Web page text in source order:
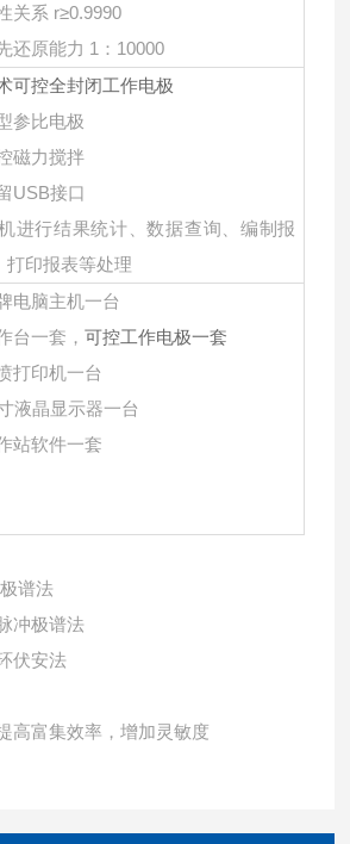
关系 r≥0.9990
还原能力 1：10000
可控全封闭工作电极
参比电极
磁力搅拌
USB接口
进行结果统计、数据查询、编制报
打印报表等处理
电脑主机一台
台一套，可控工作电极一套
打印机一台
液晶显示器一台
站软件一套
谱法
冲极谱法
伏安法
高富集效率，增加灵敏度